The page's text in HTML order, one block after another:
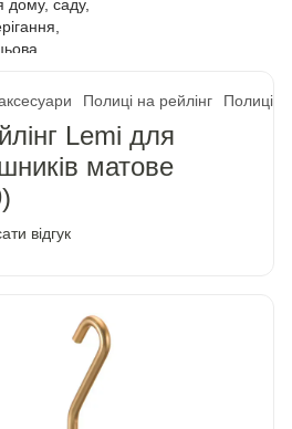
Полиці на рейлінг Полиці
Lemi для
матове
відгук